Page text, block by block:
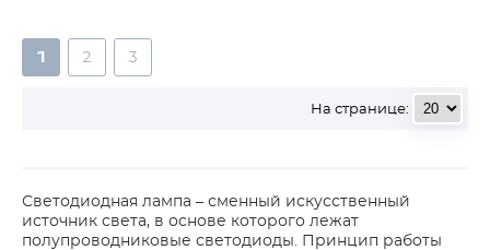
1 2 3
На странице:
Светодиодная лампа – сменный искусственный
источник света, в основе которого лежат
полупроводниковые светодиоды. Принцип работы